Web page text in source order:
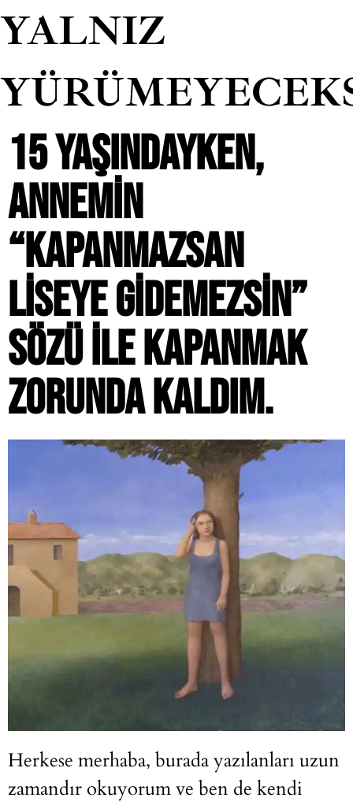
YALNIZ
15 YAŞINDAYKEN,
ANNEMIN
“KAPANMAZSAN
LISEYE GIDEMEZSIN”
SÖZÜ ILE KAPANMAK
ZORUNDA KALDIM.
Herkese merhaba, burada yazılanları uzun
zamandır okuyorum ve ben de kendi